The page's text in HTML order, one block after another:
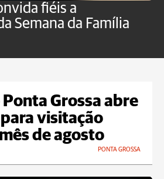
fiéis a
Semana da Família
Grossa abre
visitação
de agosto
PONTA GROSSA